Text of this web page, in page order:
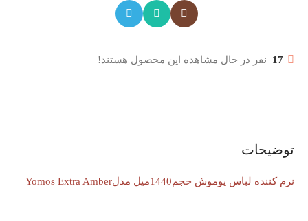
17 نفر در حال مشاهده این محصول هستند!
توضیحات
نرم کننده لباس یوموش حجم1440میل مدلYomos Extra Amber